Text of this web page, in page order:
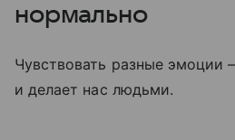
нормально
Чувствовать разные эмоции
и делает нас людьми.